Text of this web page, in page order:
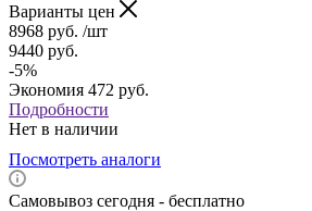
Варианты цен
8968 руб. /шт
9440 руб.
-5%
Экономия 472 руб.
Подробности
Нет в наличии
Посмотреть аналоги
Самовывоз сегодня - бесплатно